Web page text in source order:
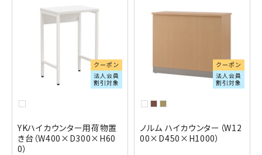
クーポン
法人会員
割引対象
YKハイカウンター用荷物置
き台（W400×D300×H60
0）
クーポン
法人会員
割引対象
ノルム ハイカウンター（W12
00×D450×H1000）